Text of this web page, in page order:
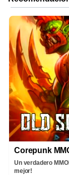
Corepunk
Un verdadero
mejor!